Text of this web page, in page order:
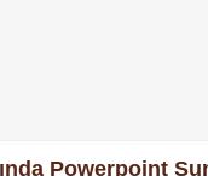
Powerpoint